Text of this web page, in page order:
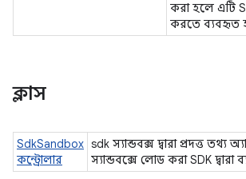
করা হলে এটি
করতে ব্যবহৃত
ক্লাস
SdkSandbox
কন্ট্রোলার
sdk স্যান্ডবক্স দ্বারা প্রদত্ত তথ্য
স্যান্ডবক্সে লোড করা SDK দ্বারা